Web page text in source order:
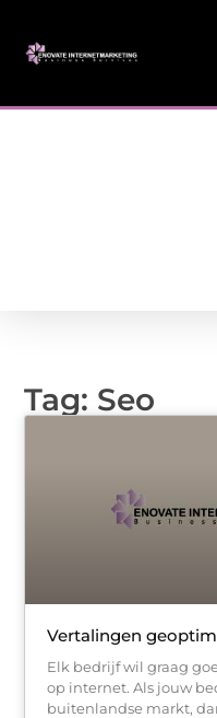
Tag: Seo
Vertalingen
Elk bedrijf wil graag
op internet. Als jouw
buitenlandse markt,